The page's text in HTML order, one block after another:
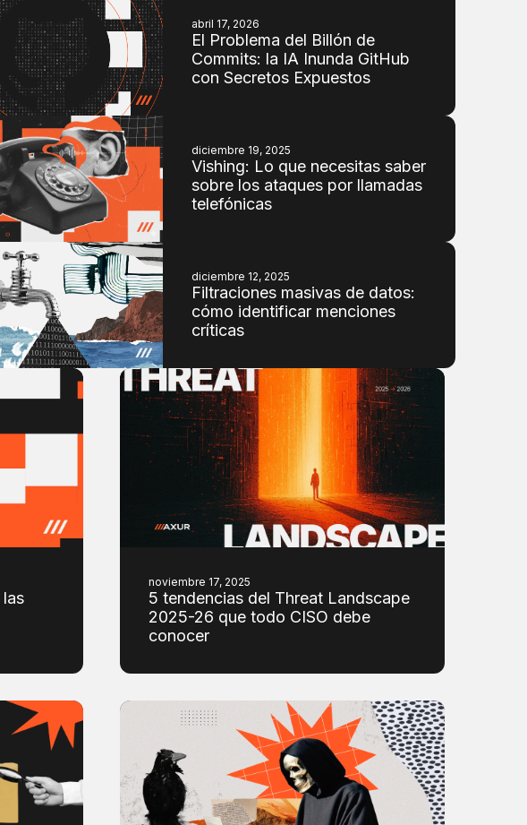
abril 17, 2026
El Problema del Billón de
Commits: la IA Inunda GitHub
con Secretos Expuestos
diciembre 19, 2025
Vishing: Lo que necesitas saber
sobre los ataques por llamadas
telefónicas
diciembre 12, 2025
Filtraciones masivas de datos:
cómo identificar menciones
críticas
noviembre 17, 2025
5 tendencias del Threat Landscape
2025-26 que todo CISO debe
conocer